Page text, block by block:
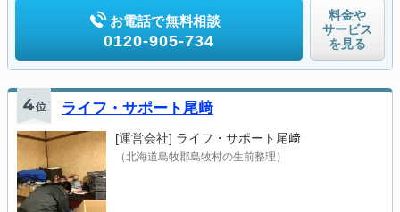
お電話で無料相談
0120-905-734
料金や
サービス
を見る
4位 ライフ・サポート尾﨑
[運営会社] ライフ・サポート尾﨑
（北海道島牧郡島牧村の生前整理）